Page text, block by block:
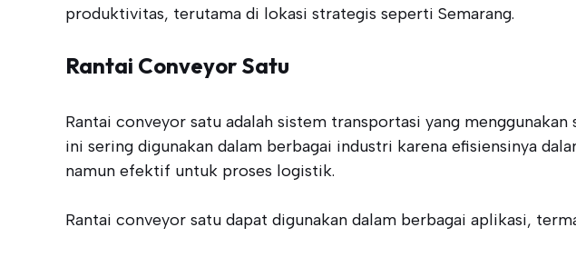
produktivitas, terutama di lokasi strategis seperti Semarang.
Rantai Conveyor Satu
Rantai conveyor satu adalah sistem transportasi yang
ini sering digunakan dalam berbagai industri karena efisiensinya
namun efektif untuk proses logistik.
Rantai conveyor satu dapat digunakan dalam berbagai aplikasi,